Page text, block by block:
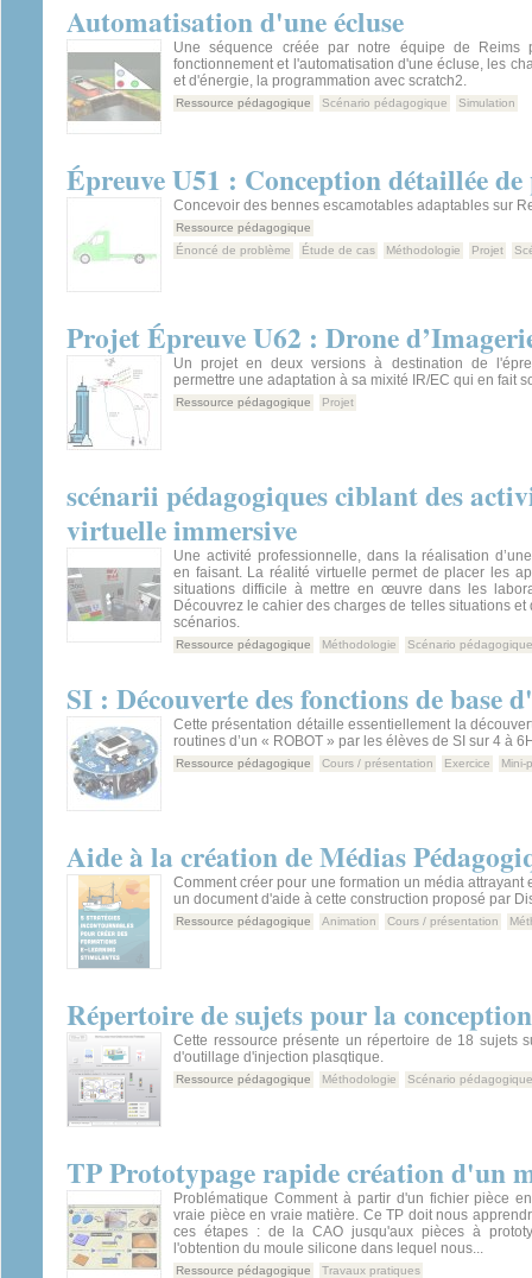
Automatisation d'une écluse
Une séquence créée par notre équipe de Reims
fonctionnement et l'automatisation d'une écluse, les
et d'énergie, la programmation avec scratch2.
Ressource pédagogique Scénario pédagogique Simulation
Épreuve U51 : Conception détaillée
Concevoir des bennes escamotables adaptables sur
Ressource pédagogique
Énoncé de problème
Étude de cas Méthodologie Projet
Projet Épreuve U62 : Drone
Un projet en deux versions à destination de
permettre une adaptation à sa mixité IR/EC qui en fait
Ressource pédagogique Projet
scénarii pédagogiques ciblant des
virtuelle immersive
Une activité professionnelle, dans la réalisation
en faisant. La réalité virtuelle permet de placer les
situations difficile à mettre en œuvre dans les
Découvrez le cahier des charges de telles situations et
scénarios.
Ressource pédagogique Méthodologie Scénario pédagogique
SI : Découverte des fonctions de base
Cette présentation détaille essentiellement la
routines d’un « ROBOT » par les élèves de SI sur 4 à
Ressource pédagogique Cours / présentation Exercice Mini-
Aide à la création de Médias
Comment créer pour une formation un média attrayant
un document d'aide à cette construction proposé par
Ressource pédagogique Animation Cours / présentation
Répertoire de sujets pour la
Cette ressource présente un répertoire de 18 sujets
d'outillage d'injection plasqtique.
Ressource pédagogique Méthodologie Scénario pédagogique
TP Prototypage rapide création d'un
Problématique Comment à partir d'un fichier pièce
vraie pièce en vraie matière. Ce TP doit nous
ces étapes : de la CAO jusqu'aux pièces à
l'obtention du moule silicone dans lequel nous...
Ressource pédagogique Travaux pratiques